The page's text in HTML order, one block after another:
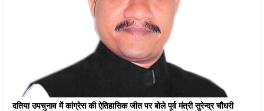
दतिया उपचुनाव में कांग्रेस की ऐतिहासिक जीत पर बोले पूर्व मंत्री सुरेन्द्र चौधरी